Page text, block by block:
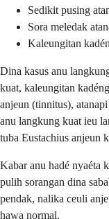
Sedikit pusing
Sora meledak
Kaleungitan
Dina kasus anu
kuat, kaleungitan
anjeun (tinnitus),
anu langkung kuat ieu
tuba Eustachius anjeun
Kabar anu hadé nyaéta
pulih sorangan dina
pendak, nalika ceuli
hawa normal.